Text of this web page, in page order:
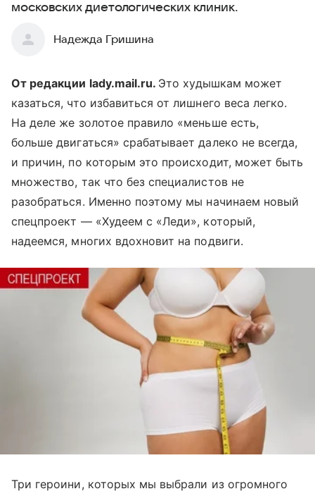
московских диетологических клиник.
Надежда Гришина
От редакции lady.mail.ru. Это худышкам может
казаться, что избавиться от лишнего веса легко.
На деле же золотое правило «меньше есть,
больше двигаться» срабатывает далеко не всегда,
и причин, по которым это происходит, может быть
множество, так что без специалистов не
разобраться. Именно поэтому мы начинаем новый
спецпроект — «Худеем с «Леди», который,
надеемся, многих вдохновит на подвиги.
Три героини, которых мы выбрали из огромного